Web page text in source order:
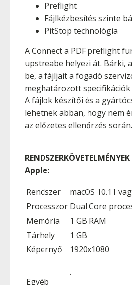
Preflight
Fájlkézbesítés szinte
PitStop technológia
A Connect a PDF preflight
upstreabe helyezi át. Bárki,
be, a fájljait a fogadó
meghatározott
A fájlok készítői és a
lehetnek abban, hogy nem
az előzetes ellenőrzés során.
RENDSZERKÖVETELMÉNYEK
Apple:
Rendszer
macOS 10.11
Processzor Dual Core
Memória
1 GB RAM
Tárhely
1 GB
Képernyő
1920x1080
Egyéb
.